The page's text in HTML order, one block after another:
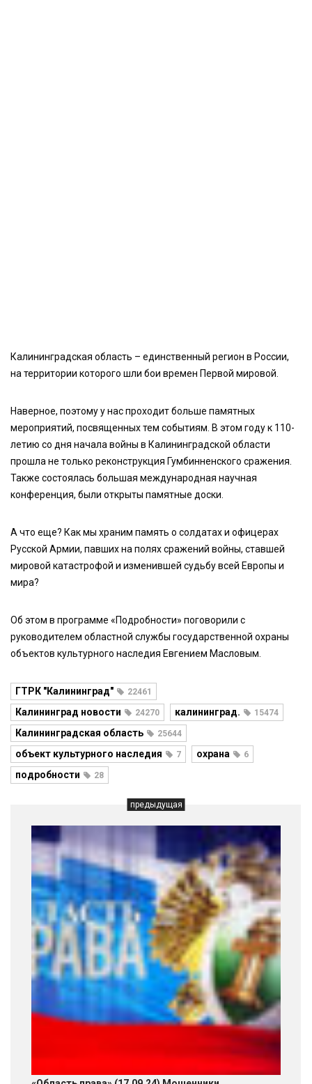
Калининградская область – единственный регион в России,
на территории которого шли бои времен Первой мировой.
Наверное, поэтому у нас проходит больше памятных
мероприятий, посвященных тем событиям. В этом году к 110-
летию со дня начала войны в Калининградской области
прошла не только реконструкция Гумбинненского сражения.
Также состоялась большая международная научная
конференция, были открыты памятные доски.
А что еще? Как мы храним память о солдатах и офицерах
Русской Армии, павших на полях сражений войны, ставшей
мировой катастрофой и изменившей судьбу всей Европы и
мира?
Об этом в программе «Подробности» поговорили с
руководителем областной службы государственной охраны
объектов культурного наследия Евгением Масловым.
ГТРК "Калининград" 22461
Калининград новости 24270 калининград. 15474
Калининградская область 25644
объект культурного наследия 7 охрана 6
подробности 28
предыдущая